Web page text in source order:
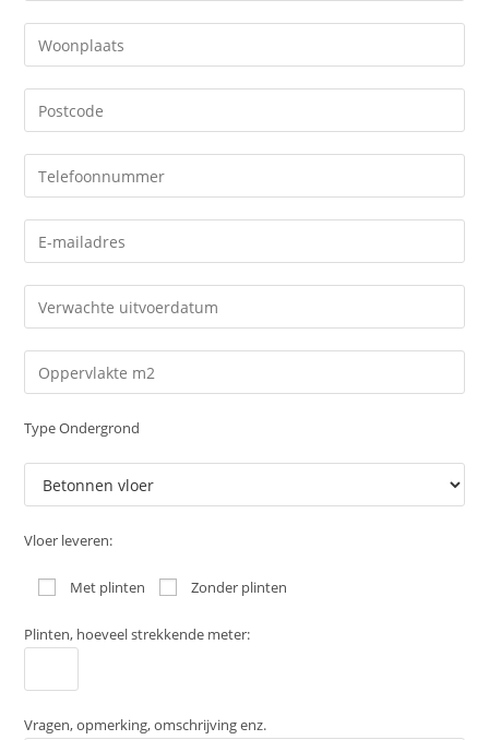
Type Ondergrond
Vloer leveren:
Met plinten Zonder plinten
Plinten, hoeveel strekkende meter:
Vragen, opmerking, omschrijving enz.